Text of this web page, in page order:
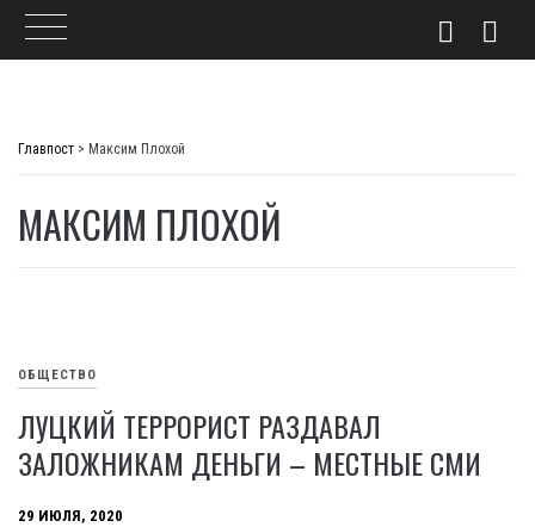
Главпост > Максим Плохой
МАКСИМ ПЛОХОЙ
ОБЩЕСТВО
ЛУЦКИЙ ТЕРРОРИСТ РАЗДАВАЛ
ЗАЛОЖНИКАМ ДЕНЬГИ – МЕСТНЫЕ СМИ
29 ИЮЛЯ, 2020